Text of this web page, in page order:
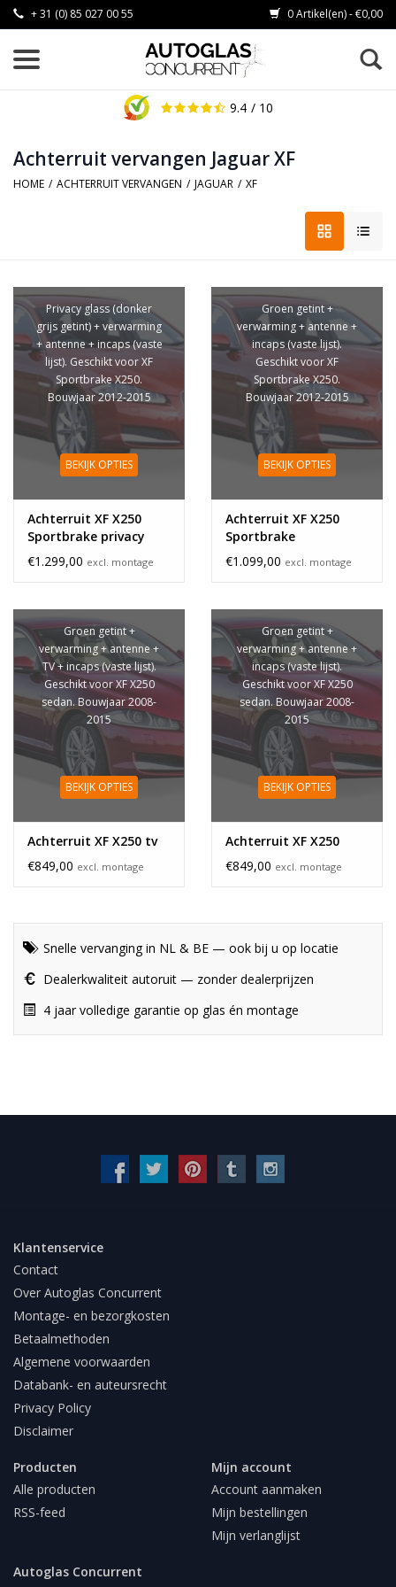
+ 31 (0) 85 027 00 55 0 Artikel(en) - €0,00
9.4 / 10
Achterruit vervangen Jaguar XF
HOME / ACHTERRUIT VERVANGEN / JAGUAR / XF
Privacy glass (donker
grijs getint) + verwarming
+ antenne + incaps (vaste
lijst). Geschikt voor XF
Sportbrake X250.
Bouwjaar 2012-2015
BEKIJK OPTIES
Achterruit XF X250
Sportbrake privacy
glass
€1.299,00 excl. montage
Groen getint +
verwarming + antenne +
incaps (vaste lijst).
Geschikt voor XF
Sportbrake X250.
Bouwjaar 2012-2015
BEKIJK OPTIES
Achterruit XF X250
Sportbrake
€1.099,00 excl. montage
Groen getint +
verwarming + antenne +
TV + incaps (vaste lijst).
Geschikt voor XF X250
sedan. Bouwjaar 2008-
2015
BEKIJK OPTIES
Achterruit XF X250 tv
€849,00 excl. montage
Groen getint +
verwarming + antenne +
incaps (vaste lijst).
Geschikt voor XF X250
sedan. Bouwjaar 2008-
2015
BEKIJK OPTIES
Achterruit XF X250
€849,00 excl. montage
Snelle vervanging in NL & BE — ook bij u op locatie
Dealerkwaliteit autoruit — zonder dealerprijzen
4 jaar volledige garantie op glas én montage
Klantenservice
Contact
Over Autoglas Concurrent
Montage- en bezorgkosten
Betaalmethoden
Algemene voorwaarden
Databank- en auteursrecht
Privacy Policy
Disclaimer
Producten
Alle producten
RSS-feed
Mijn account
Account aanmaken
Mijn bestellingen
Mijn verlanglijst
Autoglas Concurrent